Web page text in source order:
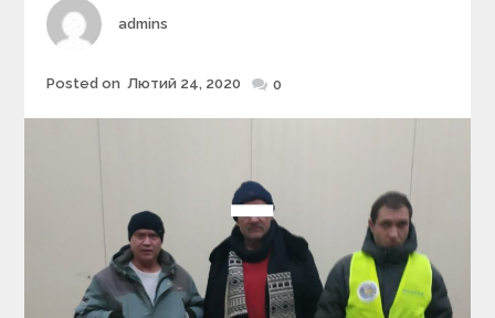
i
e
Author
admins
Posted
Posted on Лютий 24, 2020 0